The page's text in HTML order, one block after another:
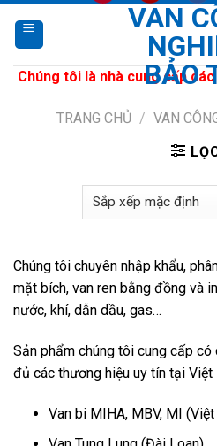
content
VAN
BẢO
tôi là nhà cung cấp các
TRANG CHỦ / VAN
Chúng tôi chuyên nhập khẩu,
mặt bích, van ren bằng đồng và
nước, khí, dẫn dầu, gas…
Sản phẩm chúng tôi cung cấp
đủ các thương hiệu uy tín tại Việt
Van bi MIHA, MBV, MI